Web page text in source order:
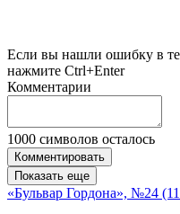
Если вы нашли ошибку в
нажмите Ctrl+Enter
Комментарии
1000 символов осталось
Комментировать
Показать еще
«Бульвар Гордона», №24